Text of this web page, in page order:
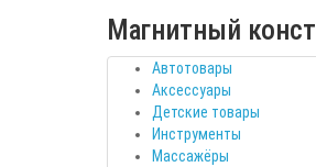
Магнитный
Автотовары
Аксессуары
Детские товары
Инструменты
Массажёры